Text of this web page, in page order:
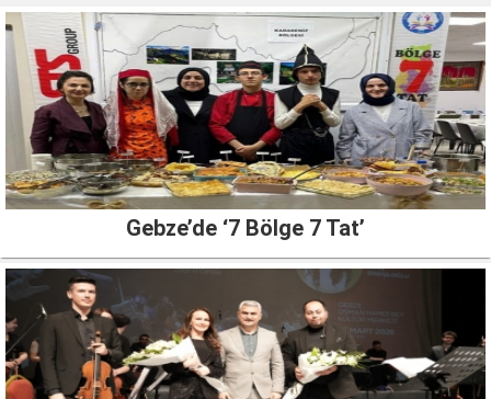
Gebze’de ‘7 Bölge 7 Tat’